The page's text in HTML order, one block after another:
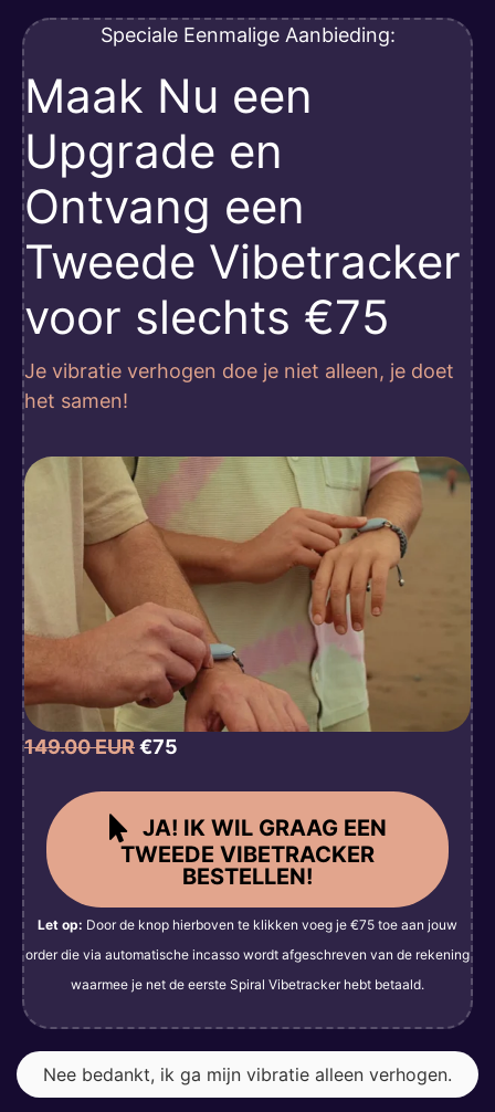
Speciale Eenmalige Aanbieding:
Maak Nu een
Upgrade en
Ontvang een
Tweede Vibetracker
voor slechts €75
Je vibratie verhogen doe je niet alleen, je doet
het samen!
149.00 EUR€75
JA! IK WIL GRAAG EEN
TWEEDE VIBETRACKER
BESTELLEN!
Let op: Door de knop hierboven te klikken voeg je €75 toe aan jouw
order die via automatische incasso wordt afgeschreven van de rekening
waarmee je net de eerste Spiral Vibetracker hebt betaald.
Nee bedankt, ik ga mijn vibratie alleen verhogen.